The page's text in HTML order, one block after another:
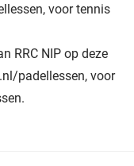
voor tennis
RRC NIP op deze
padellessen, voor